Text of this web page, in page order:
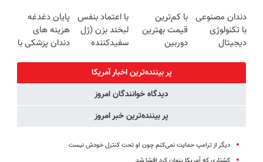
(ضمانت
تعویض +
پرداخت درب
رایگان+پرداخت
اقساطی😍
360°و سازگار با
اندروید و ios
منزل + گارانتی
تعویض
دندان مصنوعی
با تکنولوژی
دیجیتال
با کم‌ترین
قیمت بهترین
دوربین
بخر❗❗❗
با اعتماد بنفس
لبخند بزن (ژل
سفیدکننده
پایان دغدغه
هزینه های
دندان پزشکی با
پر بیننده‌ترین اخبار آمریکا
دیدگاه خوانندگان امروز
پر بیننده‌ترین خبر امروز
دیگر از ترامپ حمایت نمی‌کنم چون او تحت کنترل خودش نیست